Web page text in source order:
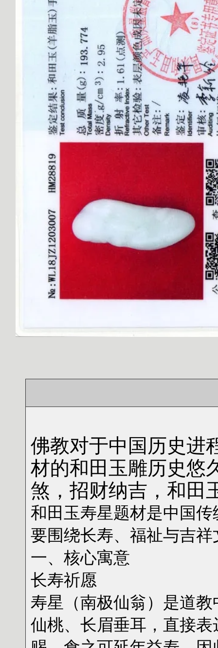
佛教对于中国历史进
材的和田玉雕历史悠
煞，招财纳吉，和田
和田玉寿星题材是中国
要围绕长寿、福祉与吉
一、核心寓意
‌长寿祈愿‌
寿星（南极仙翁）是道
仙桃、长眉垂耳，直接